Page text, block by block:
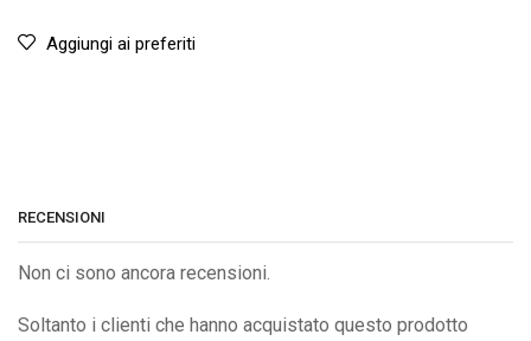
Aggiungi ai preferiti
RECENSIONI
Non ci sono ancora recensioni.
Soltanto i clienti che hanno acquistato questo prodotto